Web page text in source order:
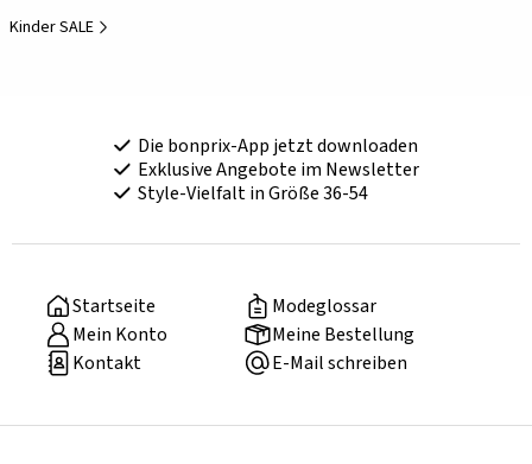
Kinder SALE
Die bonprix-App jetzt downloaden
Exklusive Angebote im Newsletter
Style-Vielfalt in Größe 36-54
Startseite
Modeglossar
Mein Konto
Meine Bestellung
Kontakt
E-Mail schreiben